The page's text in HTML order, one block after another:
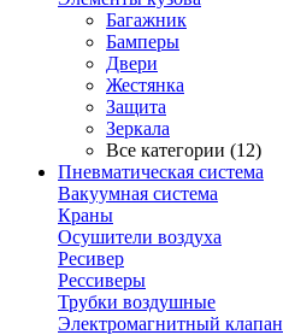
Багажник
Бамперы
Двери
Жестянка
Защита
Зеркала
Все категории (12)
Пневматическая система
Вакуумная система
Краны
Осушители воздуха
Ресивер
Рессиверы
Трубки воздушные
Электромагнитный клапан